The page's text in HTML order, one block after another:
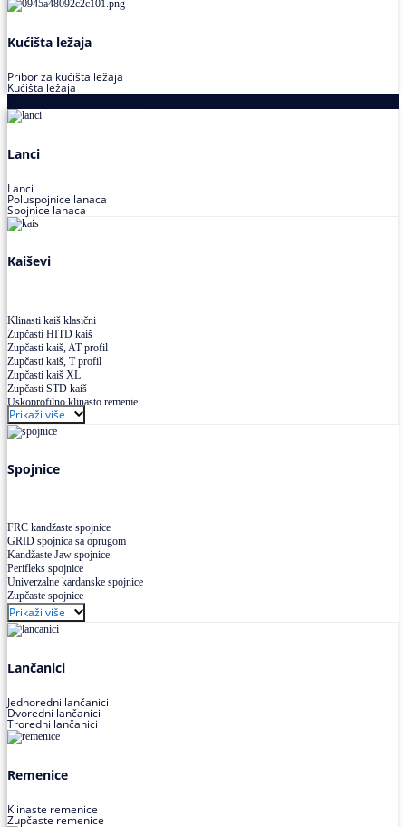
Kućišta ležaja
Pribor za kućišta ležaja
Kućišta ležaja
Lanci
Lanci
Poluspojnice lanaca
Spojnice lanaca
Kaiševi
Klinasti kaiš klasični
Zupčasti HITD kaiš
Zupčasti kaiš, AT profil
Zupčasti kaiš, T profil
Zupčasti kaiš XL
Zupčasti STD kaiš
Uskoprofilno klinasto remenje
Uskoprofilno klinasto remenje spojeno
Uskoprofilno klinasto remenje XP extra power
Višekanalno remenje PJ,PK
Prikaži više
Spojnice
FRC kandžaste spojnice
GRID spojnica sa oprugom
Kandžaste Jaw spojnice
Perifleks spojnice
Univerzalne kardanske spojnice
Zupčaste spojnice
Prikaži više
Lančanici
Jednoredni lančanici
Dvoredni lančanici
Troredni lančanici
Remenice
Klinaste remenice
Zupčaste remenice